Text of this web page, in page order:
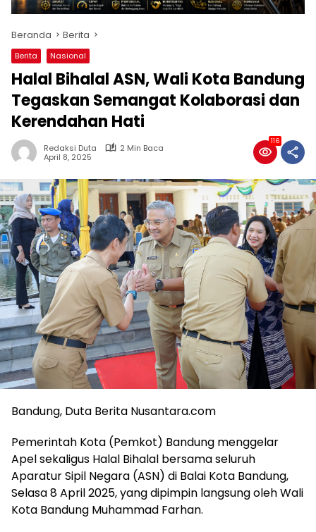
Beranda Berita
Berita Nasional
Halal Bihalal ASN, Wali Kota Bandung
Tegaskan Semangat Kolaborasi dan
Kerendahan Hati
Redaksi Duta
2 Min Baca
April 8, 2025
116
Bandung, Duta Berita Nusantara.com
Pemerintah Kota (Pemkot) Bandung menggelar
Apel sekaligus Halal Bihalal bersama seluruh
Aparatur Sipil Negara (ASN) di Balai Kota Bandung,
Selasa 8 April 2025, yang dipimpin langsung oleh Wali
Kota Bandung Muhammad Farhan.